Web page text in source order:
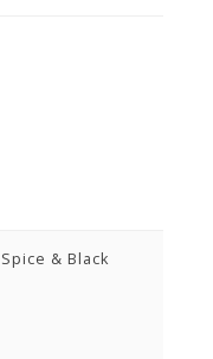
& Black